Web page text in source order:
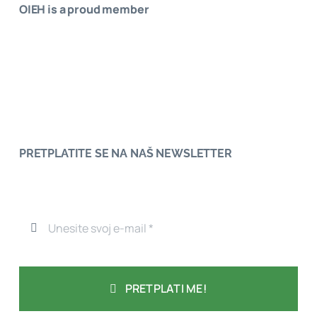
OIEH is a proud member
PRETPLATITE SE NA NAŠ NEWSLETTER
PRETPLATI ME!